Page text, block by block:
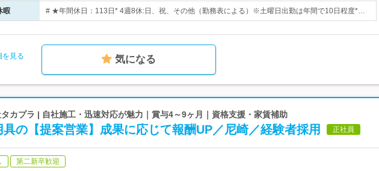
暇 # ★年間休日：113日* 4週8休:日、祝、その他（勤務表による）※土曜日出勤は年間で10日程度*…
を見る 気になる
カプラ | 自社施工・迅速対応が魅力｜賞与4～9ヶ月｜資格支援・家賃補助
具の【提案営業】成果に応じて報酬UP／尼崎／経験者採用 正社員
第二新卒歓迎